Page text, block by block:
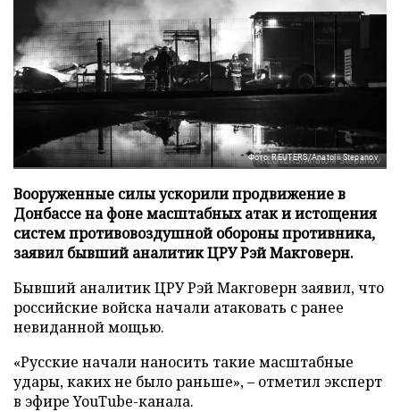
Фото: REUTERS/Anatolii Stepanov
Вооруженные силы ускорили продвижение в
Донбассе на фоне масштабных атак и истощения
систем противовоздушной обороны противника,
заявил бывший аналитик ЦРУ Рэй Макговерн.
Бывший аналитик ЦРУ Рэй Макговерн заявил, что
российские войска начали атаковать с ранее
невиданной мощью.
«Русские начали наносить такие масштабные
удары, каких не было раньше», – отметил эксперт
в эфире YouTube-канала.